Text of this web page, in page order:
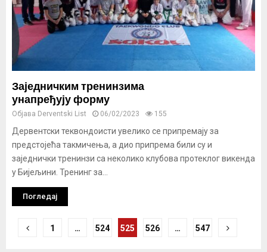
Заједничким тренинзима
унапређују форму
Објава Derventski List 06/02/2023 155
Дервентски теквондоисти увелико се припремају за
предстојећа такмичења, а дио припрема били су и
заједнички тренинзи са неколико клубова протеклог викенда
у Бијељини. Тренинг за...
Погледај
Кретање
1 … 524 525 526 … 547